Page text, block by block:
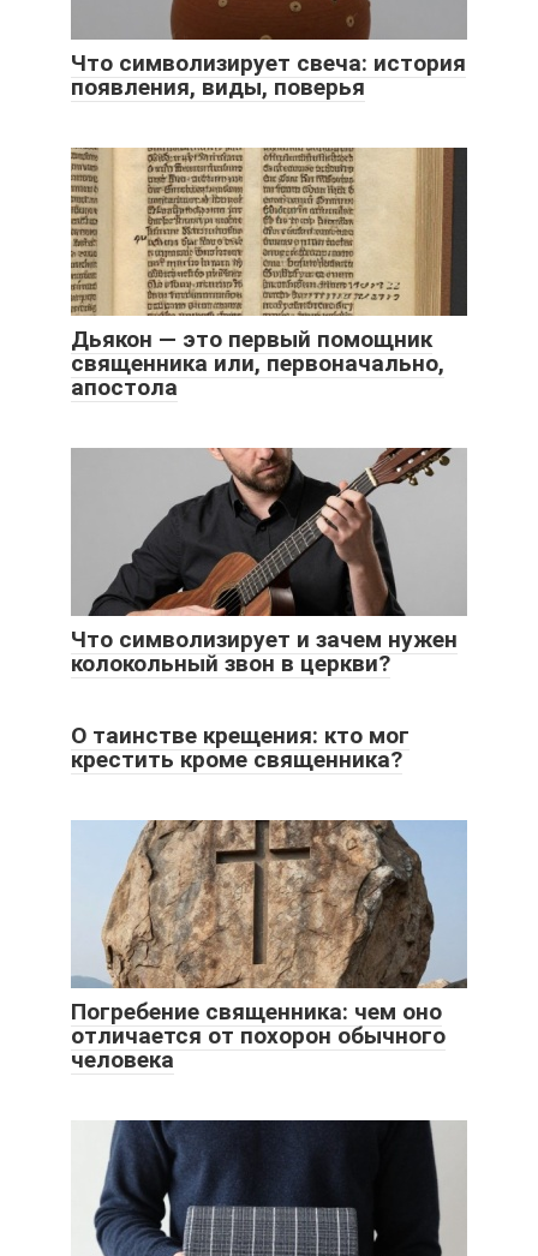
Что символизирует свеча: история
появления, виды, поверья
Дьякон — это первый помощник
священника или, первоначально,
апостола
Что символизирует и зачем нужен
колокольный звон в церкви?
О таинстве крещения: кто мог
крестить кроме священника?
Погребение священника: чем оно
отличается от похорон обычного
человека